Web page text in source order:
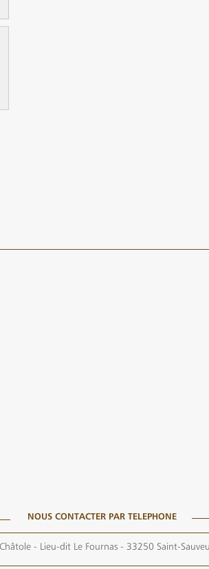
NOUS CONTACTER PAR TELEPHONE
- Lieu-dit Le Fournas - 33250 Saint-